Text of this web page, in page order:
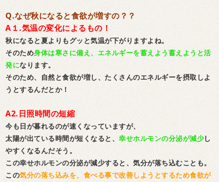
Q.なぜ秋になると食欲が増すの？？
A１.気温の変化によるもの！
秋になると夏よりもグッと気温が下がりますよね。
そのため身体は寒さに備え、エネルギーを蓄えよう蓄えようと活
発になります。
そのため、自然と食欲が増し、たくさんのエネルギーを摂取しよ
うとするんだとか！
A2.日照時間の短縮
今も日が暮れるのが速くなっていますが、
太陽が出ている時間が短くなると、幸せホルモンの分泌が減少し
やすくなるんだそう。
この幸せホルモンの分泌が減少すると、気分が落ち込むことも。
この気分の落ち込みを、食べる事で改善しようとするため食欲が